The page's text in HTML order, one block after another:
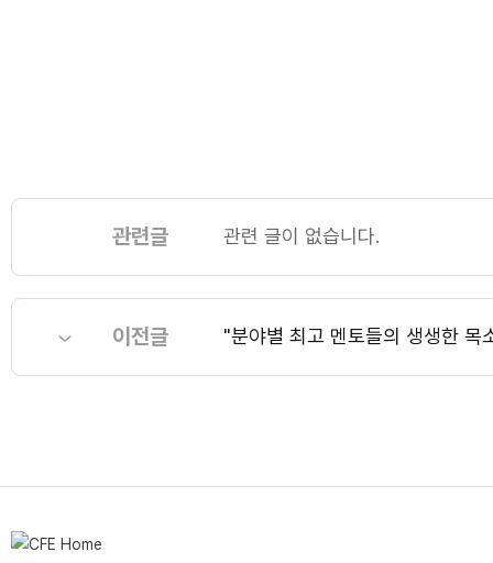
관련글 관련 글이 없습니다.
이전글 "분야별 최고 멘토들의 생생한 목